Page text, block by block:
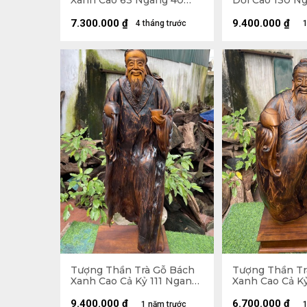
4 tháng trước
7.300.000 ₫ 9.400.000 ₫
Tượng Thần Trà Gỗ Bách
Xanh Cao Cả Kỷ 111 Ngang
(cm)
1 năm trước
9.400.000 ₫
Tượng Thần
Xanh Cao Cả
(cm)
6.700.000 ₫